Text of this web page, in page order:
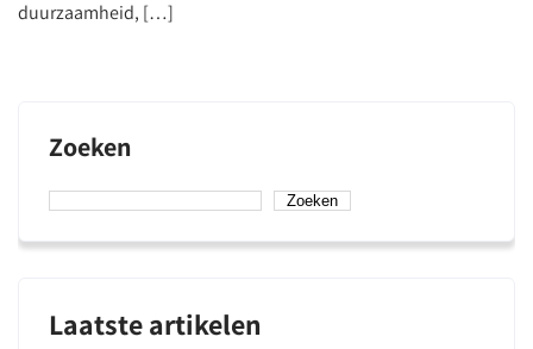
duurzaamheid, […]
Zoeken
Zoeken
Laatste artikelen